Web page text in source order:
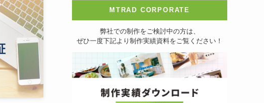
MTRAD CORPORATE
弊社での制作をご検討中の方は、
ぜひ一度下記より制作実績資料をご覧ください！